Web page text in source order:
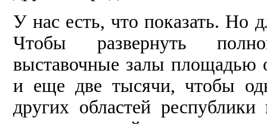
У нас есть, что показать. Но
Чтобы развернуть
выставочные залы площадью
и еще две тысячи, чтобы
других областей